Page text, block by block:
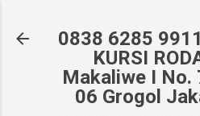
0838 6285
KURSI
Makaliwe I No.
06 Grogol